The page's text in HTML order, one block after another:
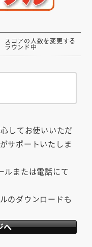
スコアの人数を変更する
ラウンド中
してお使いいただ
サポートいたしま
ルまたは電話にて
のダウンロードも
へ